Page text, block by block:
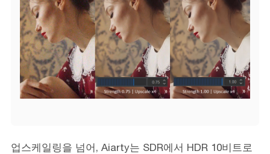
업스케일링을 넘어, Aiarty는 SDR에서 HDR 10비트로